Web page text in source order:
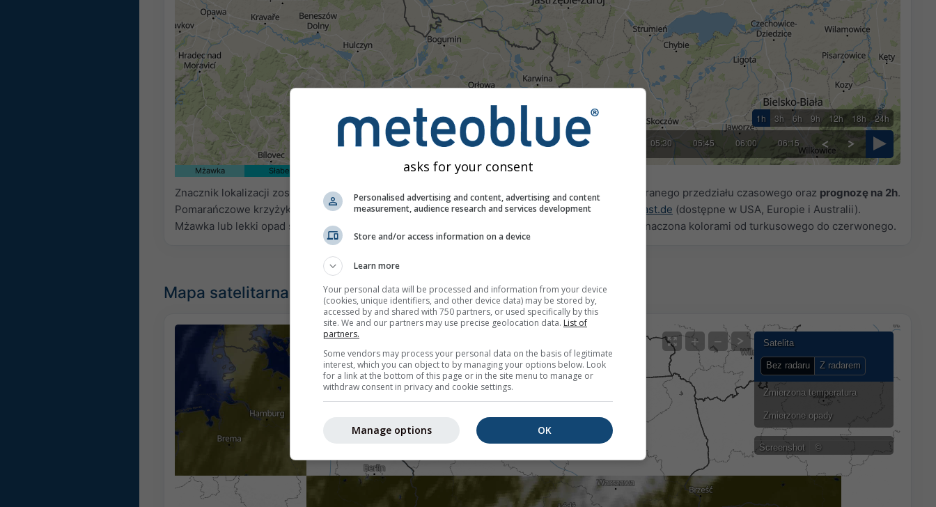
1h 3h 6h 9h 12h 18h 24h
03:45 04:00 04:15 04:30 04:45 05:00 05:30 05:45 06:00 06:15
Mżawka Słabe Silne Bardzo silne
Znacznik lokalizacji został umieszczony na Rybnik. Ta animacja pokazuje radar opadów dla wybranego przedziału czasowego oraz prognozę na 2h.
Pomarańczowe krzyżyki oznaczają wyładowania atmosferyczne. Dane dostarczone przez
nowcast.de (dostępne w USA, Europie i Australii).
Mżawka lub lekki opad śniegu mogą być niewidoczne dla radaru.
jest oznaczona kolorami od turkusowego do czerwonego.
Mapa satelitarna na żywo, Polska
Screenshot ©
Satelita
Bez radaru Z radarem
Zmierzona temperatura
Zmierzone opady
+ −
asks for your consent
Personalised advertising and content, advertising and content
measurement, audience research and services development
Store and/or access information on a device
Learn more
Your personal data will be processed and information from your device
(cookies, unique identifiers, and other device data) may be stored by,
accessed by and shared with 750 partners, or used specifically by this
site. We and our partners may use precise geolocation data. List of
partners.
Some vendors may process your personal data on the basis of legitimate
interest, which you can object to by managing your options below. Look
for a link at the bottom of this page or in the site menu to manage or
withdraw consent in privacy and cookie settings.
OK
Manage options